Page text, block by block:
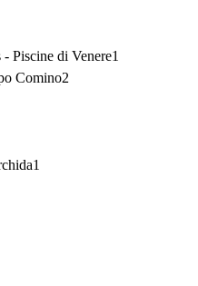
Piscine di Venere1
Comino2
1